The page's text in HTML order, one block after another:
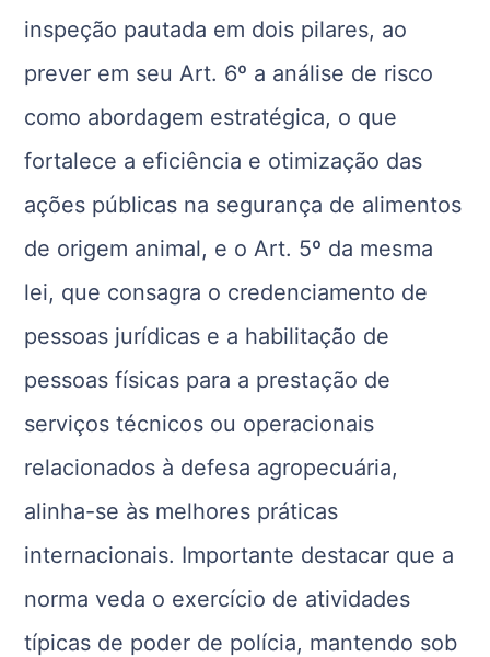
inspeção pautada em dois pilares, ao
prever em seu Art. 6º a análise de risco
como abordagem estratégica, o que
fortalece a eficiência e otimização das
ações públicas na segurança de alimentos
de origem animal, e o Art. 5º da mesma
lei, que consagra o credenciamento de
pessoas jurídicas e a habilitação de
pessoas físicas para a prestação de
serviços técnicos ou operacionais
relacionados à defesa agropecuária,
alinha-se às melhores práticas
internacionais. Importante destacar que a
norma veda o exercício de atividades
típicas de poder de polícia, mantendo sob